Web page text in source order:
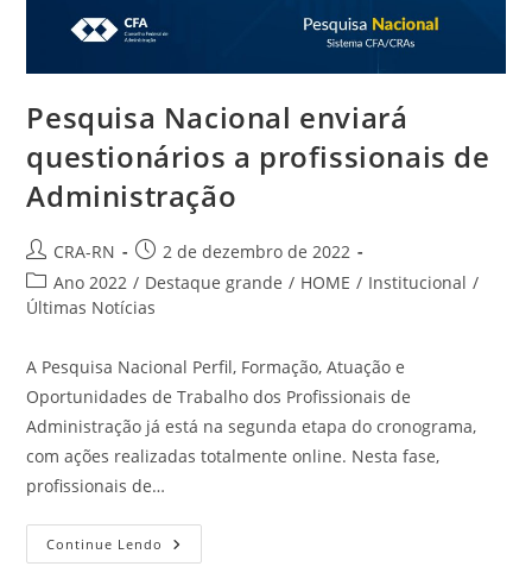
Pesquisa Nacional enviará
questionários a profissionais de
Administração
Autor
do
post:
CRA-RN
Post
publicado:
2 de dezembro de 2022
Categoria
do
Ano 2022 / Destaque grande / HOME / Institucional /
Últimas Notícias
A Pesquisa Nacional Perfil, Formação, Atuação e
Oportunidades de Trabalho dos Profissionais de
Administração já está na segunda etapa do cronograma,
com ações realizadas totalmente online. Nesta fase,
profissionais de…
Continue Lendo Pesquisa
Nacional